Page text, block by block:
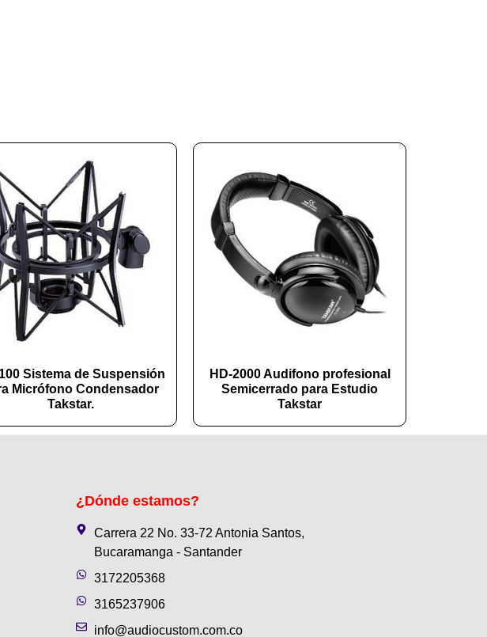
Sistema de Suspensión
Micrófono Condensador
Takstar.
HD-2000 Audifono profesional
Semicerrado para Estudio
Takstar
¿Dónde estamos?
Carrera 22 No. 33-72 Antonia Santos,
Bucaramanga - Santander
3172205368
3165237906
info@audiocustom.com.co